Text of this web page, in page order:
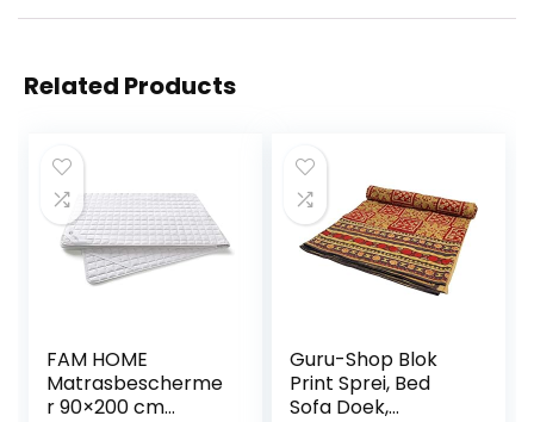
Related Products
FAM HOME
Matrasbescherme
r 90×200 cm
Guru-Shop Blok
Print Sprei, Bed
Sofa Doek,